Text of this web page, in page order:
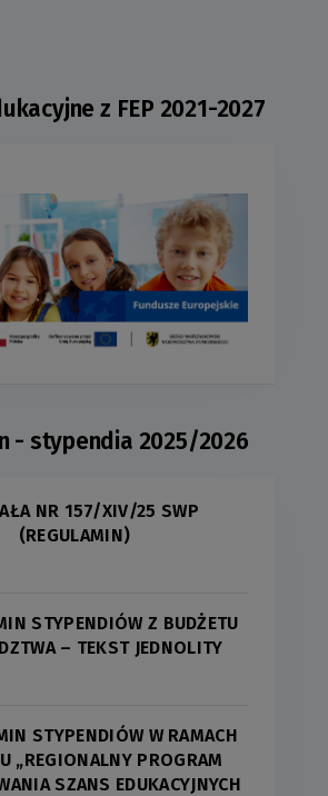
z FEP 2021-2027
- stypendia 2025/2026
NR 157/XIV/25 SWP
(REGULAMIN)
STYPENDIÓW Z BUDŻETU
– TEKST JEDNOLITY
STYPENDIÓW W RAMACH
„REGIONALNY PROGRAM
SZANS EDUKACYJNYCH